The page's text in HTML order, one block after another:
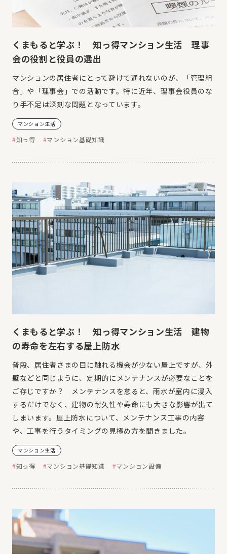
くまもると学ぶ！ 知っ得マンション生活 理事
会の役割と役員の選出
マンションの居住者にとって避けて通れないのが、「管理組
合」や「理事会」での活動です。特に近年、理事会役員のな
り手不足は深刻な問題となっています。
マンション生活
知っ得 マンション基礎知識
くまもると学ぶ！ 知っ得マンション生活 建物
の寿命を左右する屋上防水
普段、居住者さまの目に触れる機会が少ない屋上ですが、外
壁などと同じように、定期的にメンテナンスが必要なことを
ご存じですか？ メンテナンスを怠ると、雨水が室内に浸入
するだけでなく、建物の耐久性や寿命にも大きな影響が出て
しまいます。屋上防水について、メンテナンス工事の内容
や、工事を行うタイミングの見極め方を聞きました。
マンション生活
知っ得 マンション基礎知識 マンション設備